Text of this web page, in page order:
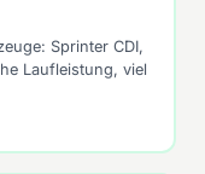
Sprinter CDI,
Laufleistung, viel